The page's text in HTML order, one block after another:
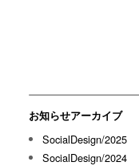
お知らせアーカイブ
SocialDesign/2025
SocialDesign/2024